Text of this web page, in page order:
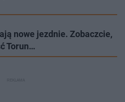
nowe jezdnie. Zobaczcie,
Torun…